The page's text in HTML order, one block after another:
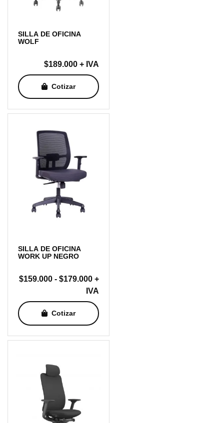
SILLA DE OFICINA
WOLF
$189.000 + IVA
Cotizar
SILLA DE OFICINA
WORK UP NEGRO
$159.000 - $179.000Rango
de
precios:
desde
$159.000
hasta
+
IVA
Cotizar